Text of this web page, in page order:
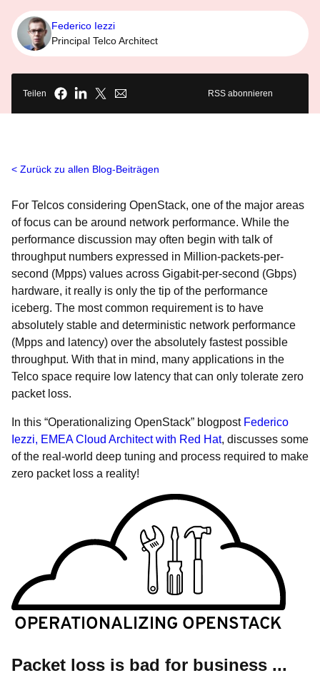
Federico Iezzi
Principal Telco Architect
Teilen RSS abonnieren
Zurück zu allen Blog-Beiträgen
For Telcos considering OpenStack, one of the major areas
of focus can be around network performance. While the
performance discussion may often begin with talk of
throughput numbers expressed in Million-packets-per-
second (Mpps) values across Gigabit-per-second (Gbps)
hardware, it really is only the tip of the performance
iceberg. The most common requirement is to have
absolutely stable and deterministic network performance
(Mpps and latency) over the absolutely fastest possible
throughput. With that in mind, many applications in the
Telco space require low latency that can only tolerate zero
packet loss.
In this “Operationalizing OpenStack” blogpost Federico
Iezzi, EMEA Cloud Architect with Red Hat, discusses some
of the real-world deep tuning and process required to make
zero packet loss a reality!
Packet loss is bad for business ...